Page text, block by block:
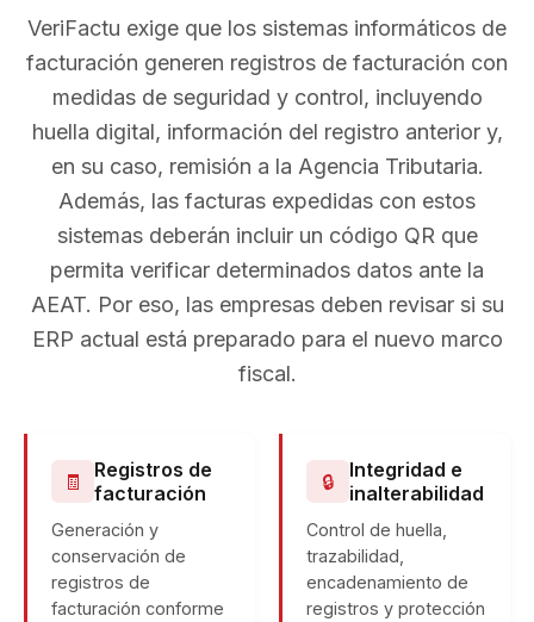
VeriFactu exige que los sistemas informáticos de
facturación generen registros de facturación con
medidas de seguridad y control, incluyendo
huella digital, información del registro anterior y,
en su caso, remisión a la Agencia Tributaria.
Además, las facturas expedidas con estos
sistemas deberán incluir un código QR que
permita verificar determinados datos ante la
AEAT. Por eso, las empresas deben revisar si su
ERP actual está preparado para el nuevo marco
fiscal.
🧾
Registros de
facturación
Generación y
conservación de
registros de
facturación conforme
🔒
Integridad e
inalterabilidad
Control de huella,
trazabilidad,
encadenamiento de
registros y protección